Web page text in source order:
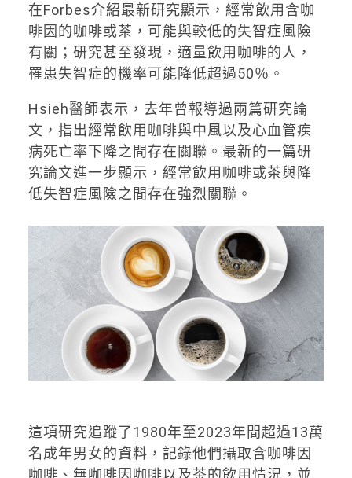
在Forbes介紹最新研究顯示，經常飲用含咖
啡因的咖啡或茶，可能與較低的失智症風險
有關；研究甚至發現，適量飲用咖啡的人，
罹患失智症的機率可能降低超過50％。
Hsieh醫師表示，去年曾報導過兩篇研究論
文，指出經常飲用咖啡與中風以及心血管疾
病死亡率下降之間存在關聯。最新的一篇研
究論文進一步顯示，經常飲用咖啡或茶與降
低失智症風險之間存在強烈關聯。
這項研究追蹤了1980年至2023年間超過13萬
名成年男女的資料，記錄他們攝取含咖啡因
咖啡、無咖啡因咖啡以及茶的飲用情況，並